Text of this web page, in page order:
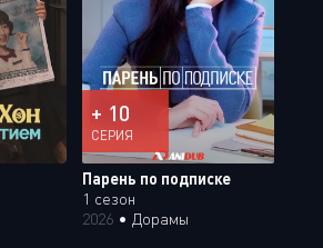
+ 10
СЕРИЯ
Парень по подписке
1 сезон
2026 • Дорамы